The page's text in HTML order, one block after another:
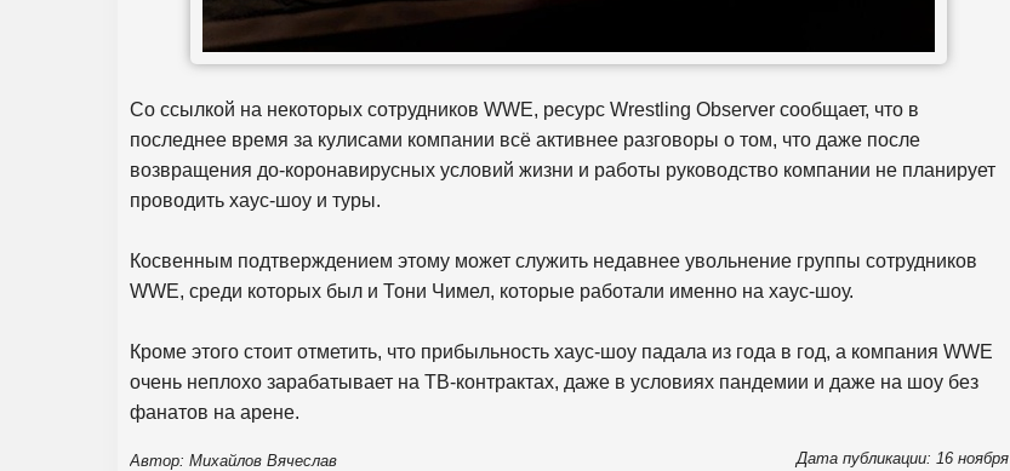
Со ссылкой на некоторых сотрудников WWE, ресурс Wrestling Observer сообщает, что в
последнее время за кулисами компании всё активнее разговоры о том, что даже после
возвращения до-коронавирусных условий жизни и работы руководство компании не планирует
проводить хаус-шоу и туры.
Косвенным подтверждением этому может служить недавнее увольнение группы сотрудников
WWE, среди которых был и Тони Чимел, которые работали именно на хаус-шоу.
Кроме этого стоит отметить, что прибыльность хаус-шоу падала из года в год, а компания WWE
очень неплохо зарабатывает на ТВ-контрактах, даже в условиях пандемии и даже на шоу без
фанатов на арене.
Автор: Михайлов Вячеслав Дата публикации: 16 ноября